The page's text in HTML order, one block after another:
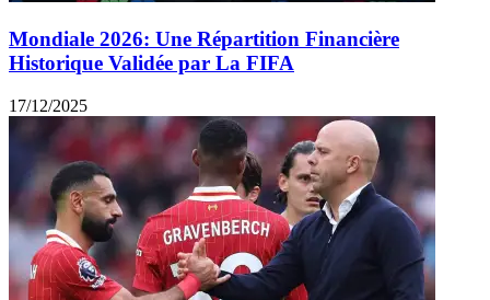
Mondiale 2026: Une Répartition Financière
Historique Validée par La FIFA
17/12/2025